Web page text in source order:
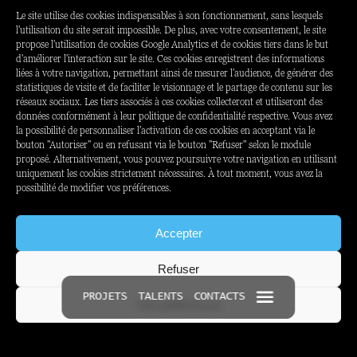
Le site utilise des cookies indispensables à son fonctionnement, sans lesquels
l'utilisation du site serait impossible. De plus, avec votre consentement, le site
propose l'utilisation de cookies Google Analytics et de cookies tiers dans le but
d'améliorer l'interaction sur le site. Ces cookies enregistrent des informations
liées à votre navigation, permettant ainsi de mesurer l'audience, de générer des
statistiques de visite et de faciliter le visionnage et le partage de contenu sur les
réseaux sociaux. Les tiers associés à ces cookies collecteront et utiliseront des
données conformément à leur politique de confidentialité respective. Vous avez
la possibilité de personnaliser l'activation de ces cookies en acceptant via le
bouton "Autoriser" ou en refusant via le bouton "Refuser" selon le module
proposé. Alternativement, vous pouvez poursuivre votre navigation en utilisant
uniquement les cookies strictement nécessaires. À tout moment, vous avez la
possibilité de modifier vos préférences.
Accepter
Refuser
PROJETS TALENTS CONTACTS
SECTEUR
Beauté
Corporate
EXPERTISE
Contenu
Experience
Media